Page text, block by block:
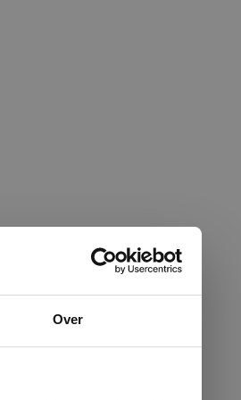
Over
×
van